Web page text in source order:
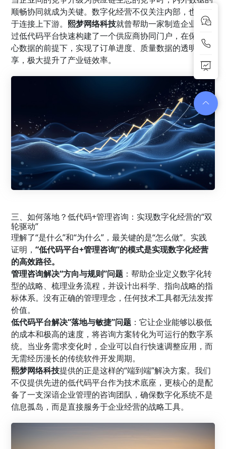
顺畅协同就成为关键。数字化经营不仅关注内部，也着眼
于连接上下游。 熙梦网络科技就曾帮助一家制造企业，通
过低代码平台快速构建了一个供应商协同门户，在保护核
心数据的前提下，实现了订单进度、质量数据的透明共
享，极大提升了产业链效率。
三、如何落地？低代码+管理咨询：实现数字化经营的“双
轮驱动”
理解了“是什么”和“为什么”，最关键的是“怎么做”。实践
证明，“低代码平台+管理咨询”的模式是实现数字化经营
的高效路径。
管理咨询解决“方向与规则”问题 ：帮助企业定义数字化转
型的战略、梳理业务流程，并设计出科学、指向战略的指
标体系。没有正确的管理理念，任何技术工具都无法发挥
价值。
低代码平台解决“落地与敏捷”问题 ：它让企业能够以极低
的成本和极高的速度，将咨询方案转化为可运行的数字系
统。当业务需求变化时，企业可以自行快速调整应用，而
无需经历漫长的传统软件开发周期。
熙梦网络科技提供的正是这样的“端到端”解决方案。我们
不仅提供先进的低代码平台作为技术底座，更核心的是配
备了一支深谙企业管理的咨询团队，确保数字化系统不是
信息孤岛，而是直接服务于企业经营的战略工具。